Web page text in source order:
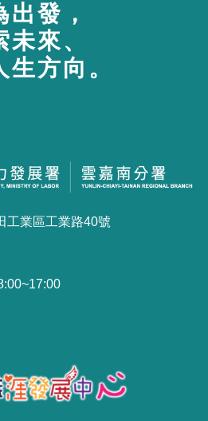
發，
來、
方向。
工業區工業路40號